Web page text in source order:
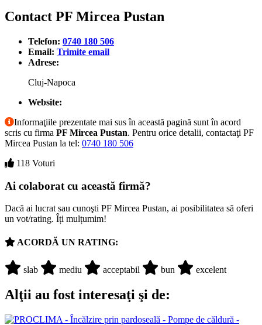
Contact PF Mircea Pustan
Telefon: 0740 180 506
Email: Trimite email
Adrese:
Cluj-Napoca
Website:
Informaţiile prezentate mai sus în această pagină sunt în acord
scris cu firma PF Mircea Pustan. Pentru orice detalii, contactaţi PF
Mircea Pustan la tel: 0740 180 506
118 Voturi
Ai colaborat cu această firmă?
Dacă ai lucrat sau cunoşti PF Mircea Pustan, ai posibilitatea să oferi
un vot/rating. Îți mulțumim!
ACORDĂ UN RATING:
slab mediu acceptabil bun excelent
Alţii au fost interesaţi şi de: